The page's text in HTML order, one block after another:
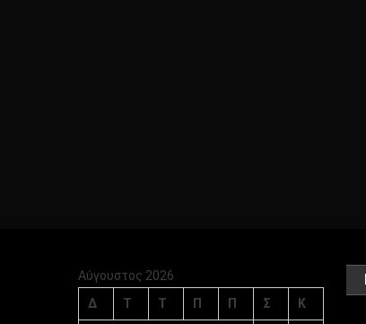
Αύγουστος 2026
Δ
Τ Τ Π Π Σ Κ